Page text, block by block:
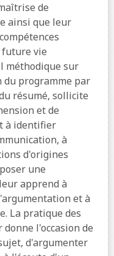
de
ainsi que leur
vie
méthodique sur
du programme par
résumé, sollicite
et de
à identifier
à
d'origines
une
apprend à
et à
La pratique des
l'occasion de
d'argumenter